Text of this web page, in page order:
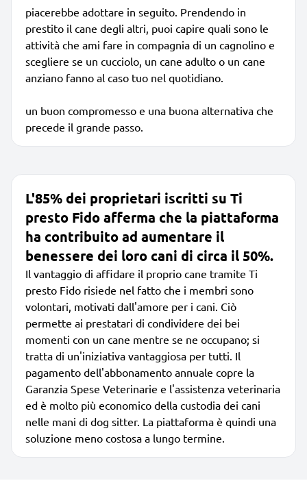
piacerebbe adottare in seguito. Prendendo in
prestito il cane degli altri, puoi capire quali sono le
attività che ami fare in compagnia di un cagnolino e
scegliere se un cucciolo, un cane adulto o un cane
anziano fanno al caso tuo nel quotidiano.
un buon compromesso e una buona alternativa che
precede il grande passo.
L'85% dei proprietari iscritti su Ti
presto Fido afferma che la piattaforma
ha contribuito ad aumentare il
benessere dei loro cani di circa il 50%.
Il vantaggio di affidare il proprio cane tramite Ti
presto Fido risiede nel fatto che i membri sono
volontari, motivati dall'amore per i cani. Ciò
permette ai prestatari di condividere dei bei
momenti con un cane mentre se ne occupano; si
tratta di un'iniziativa vantaggiosa per tutti. Il
pagamento dell'abbonamento annuale copre la
Garanzia Spese Veterinarie e l'assistenza veterinaria
ed è molto più economico della custodia dei cani
nelle mani di dog sitter. La piattaforma è quindi una
soluzione meno costosa a lungo termine.